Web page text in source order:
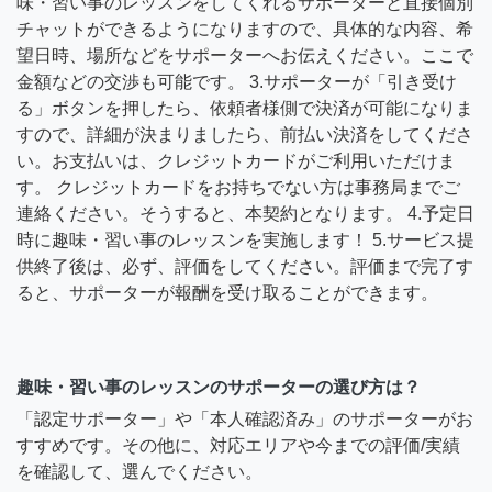
チャットができるようになりますので、具体的な内容、希
望日時、場所などをサポーターへお伝えください。ここで
金額などの交渉も可能です。 3.サポーターが「引き受け
る」ボタンを押したら、依頼者様側で決済が可能になりま
すので、詳細が決まりましたら、前払い決済をしてくださ
い。お支払いは、クレジットカードがご利用いただけま
す。 クレジットカードをお持ちでない方は事務局までご
連絡ください。そうすると、本契約となります。 4.予定日
時に趣味・習い事のレッスンを実施します！ 5.サービス提
供終了後は、必ず、評価をしてください。評価まで完了す
ると、サポーターが報酬を受け取ることができます。
趣味・習い事のレッスンのサポーターの選び方は？
「認定サポーター」や「本人確認済み」のサポーターがお
すすめです。その他に、対応エリアや今までの評価/実績
を確認して、選んでください。